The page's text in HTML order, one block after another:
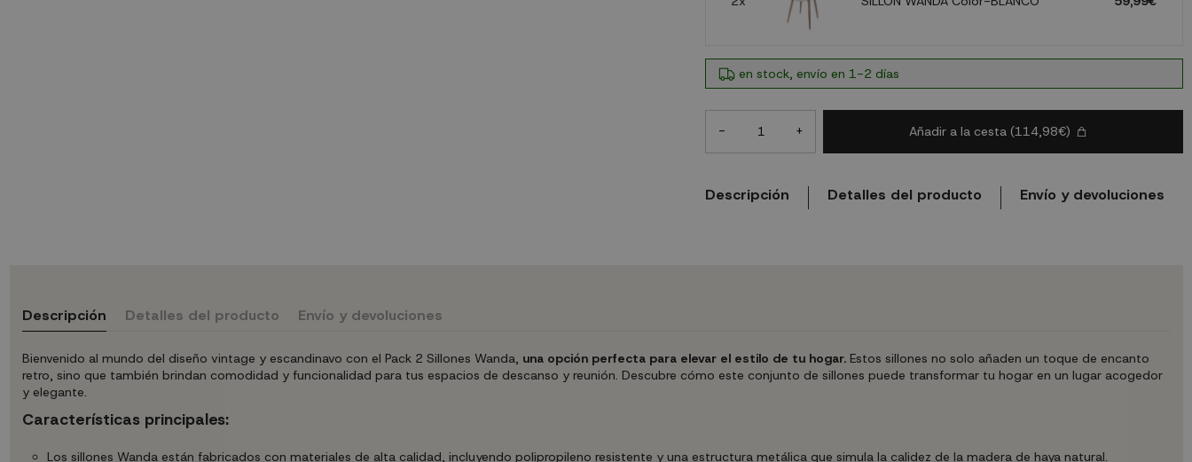
en stock, envío en 1-2 días
- + Añadir a la cesta(114,98€)
Descripción Detalles del producto Envío y devoluciones
Descripción Detalles del producto Envío y devoluciones
Bienvenido al mundo del diseño vintage y escandinavo con el Pack 2 Sillones Wanda, una opción perfecta para elevar el estilo de tu hogar.Estos sillones no solo añaden un toque de encanto
retro, sino que también brindan comodidad y funcionalidad para tus espacios de descanso y reunión. Descubre cómo este conjunto de sillones puede transformar tu hogar en un lugar acogedor
y elegante.
Características principales:
Los sillones Wanda están fabricados con materiales de alta calidad, incluyendo polipropileno resistente y una estructura metálica que simula la calidez de la madera de haya natural.